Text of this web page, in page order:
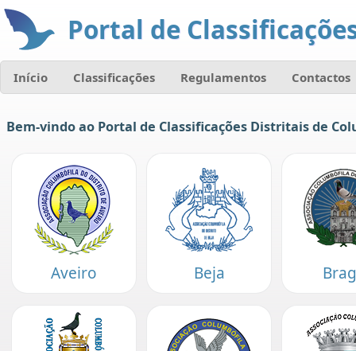
Portal de
Início Classificações Regulamentos Contactos
Bem-vindo ao Portal de Classificações Distritais de
Aveiro Beja